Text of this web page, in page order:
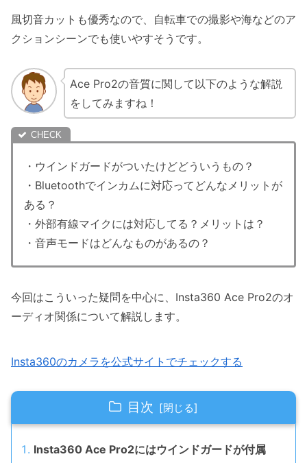
風切音カットも優秀なので、自転車での撮影や海などのア
クションシーンでも使いやすそうです。
Ace Pro2の音質に関して以下のような解説
をしてみますね！
・ウインドガードがついたけどどういうもの？
・Bluetoothでインカムに対応ってどんなメリットが
ある？
・外部有線マイクには対応してる？メリットは？
・音声モードはどんなものがあるの？
今回はこういった疑問を中心に、Insta360 Ace Pro2のオ
ーディオ関係について解説します。
Insta360のカメラを公式サイトでチェックする
目次
Insta360 Ace Pro2にはウインドガードが付属